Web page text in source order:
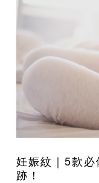
妊娠紋｜5款
跡！